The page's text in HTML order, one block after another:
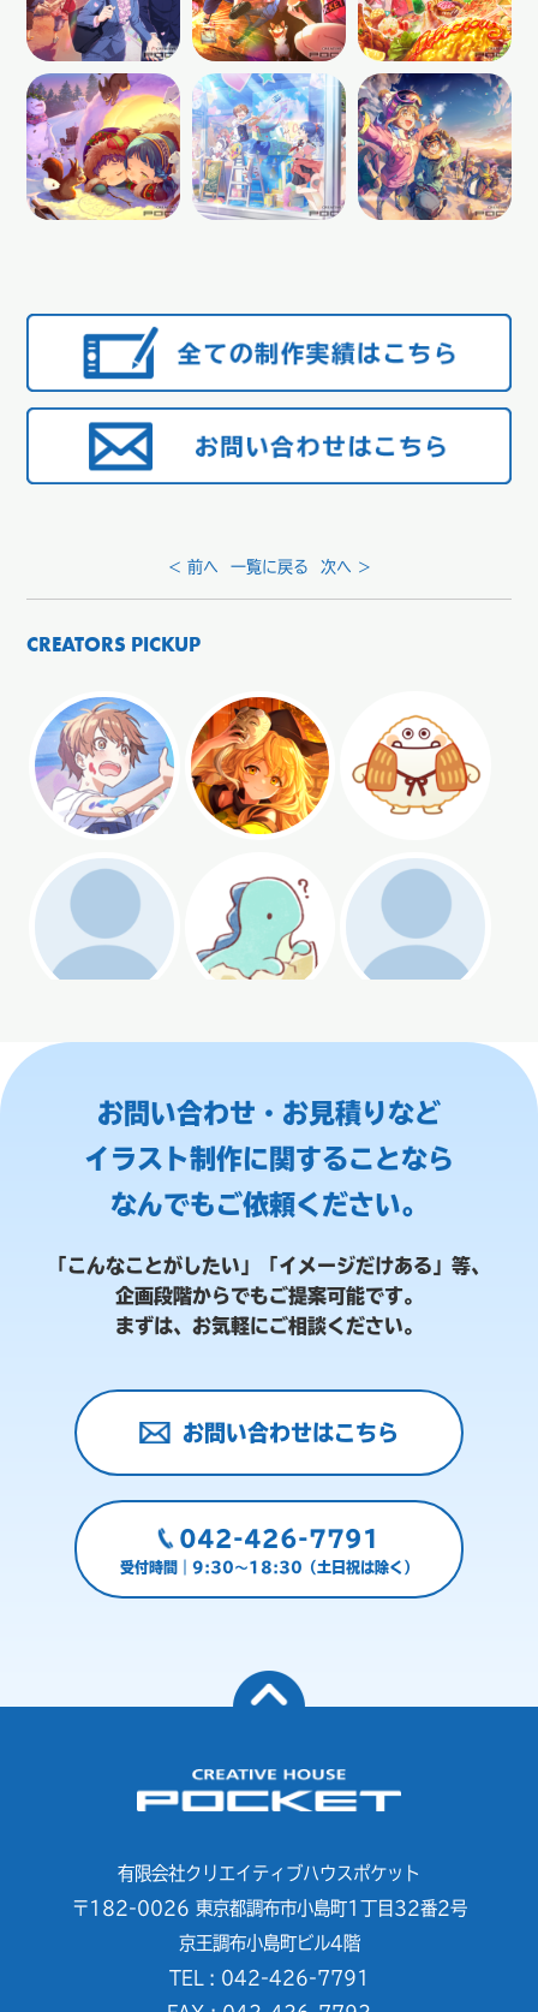
< 前へ 一覧に戻る 次へ >
CREATORS PICKUP
お問い合わせ・お見積りなど
イラスト制作に関することなら
なんでもご依頼ください。
「こんなことがしたい」「イメージだけある」等、
企画段階からでもご提案可能です。
まずは、お気軽にご相談ください。
お問い合わせはこちら
042-426-7791
受付時間｜9:30～18:30（土日祝は除く）
有限会社クリエイティブハウスポケット
〒182-0026 東京都調布市小島町1丁目32番2号
京王調布小島町ビル4階
TEL : 042-426-7791